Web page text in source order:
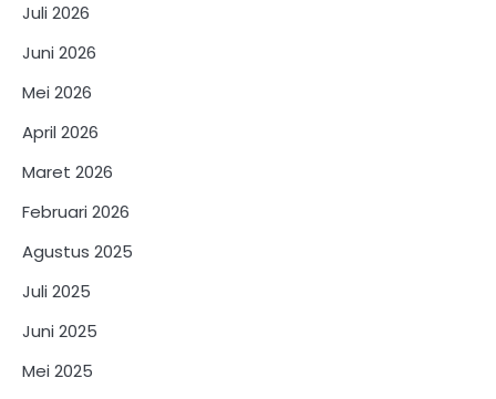
Juli 2026
Juni 2026
Mei 2026
April 2026
Maret 2026
Februari 2026
Agustus 2025
Juli 2025
Juni 2025
Mei 2025